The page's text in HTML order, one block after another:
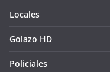
Locales
Golazo HD
Policiales